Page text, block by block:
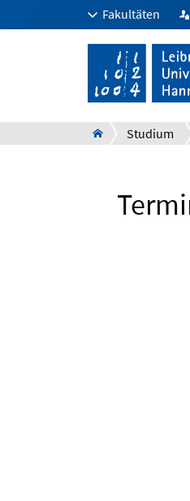
Fakultäten
Studium